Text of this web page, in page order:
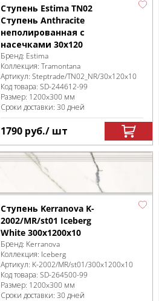
Ступень Estima TN02
Ступень Anthracite
неполированная с
насечками 30x120
Бренд: Estima
Коллекция: Tramontana
Артикул: Steptrade/TN02_NR/30x120x10
Код товара: SD-244612-99
Размер: 1200x300 мм
Сроки доставки: 30 дней
1790 руб./ шт
Ступень Kerranova K-
2002/MR/st01 Iceberg
White 300x1200x10
Бренд: Kerranova
Коллекция: Iceberg
Артикул: K-2002/MR/st01/300x1200x10
Код товара: SD-264500-99
Размер: 1200x300 мм
Сроки доставки: 30 дней